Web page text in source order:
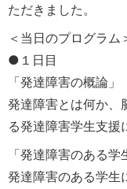
ただきました。
＜当日のプログラム
●１日目
「発達障害の概論
発達障害とは何か、
る発達障害学生支援
「発達障害のある
発達障害のある学生